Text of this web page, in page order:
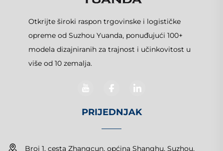
Otkrijte široki raspon trgovinske i logističke
opreme od Suzhou Yuanda, ponuđujući 100+
modela dizajniranih za trajnost i učinkovitost u
više od 10 zemalja.
PRIJEDNJAK
Broj 1, cesta Zhangcun, općina Shanghu, Suzhou,